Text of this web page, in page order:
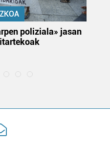
poliziala» jasan